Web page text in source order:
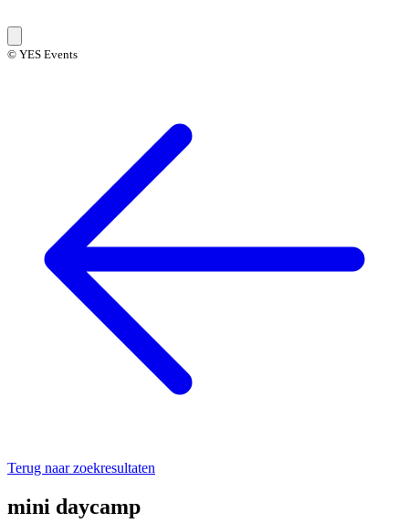
© YES Events
Terug naar zoekresultaten
mini daycamp